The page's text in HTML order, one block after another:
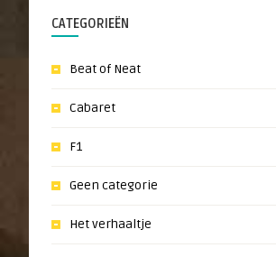
CATEGORIEËN
Beat of Neat
Cabaret
F1
Geen categorie
Het verhaaltje